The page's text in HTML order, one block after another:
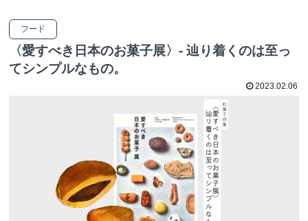
フード
〈愛すべき日本のお菓子展〉- 辿り着くのは至っ
てシンプルなもの。
2023.02.06